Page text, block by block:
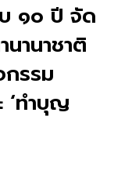
๑๐ ปี จัด
นานาชาติ
รรม
‘ทำบุญ